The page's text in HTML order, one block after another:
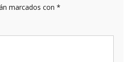
marcados con *